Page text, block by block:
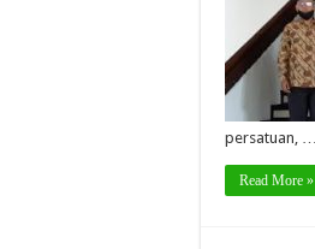
persatuan, …
Read More »